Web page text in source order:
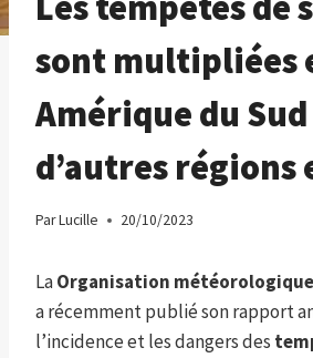
sont multipliées
Amérique du
d’autres régions
ParLucille 20/10/2023
LaOrganisation
a récemment publié son rapport
l’incidence et les dangers des